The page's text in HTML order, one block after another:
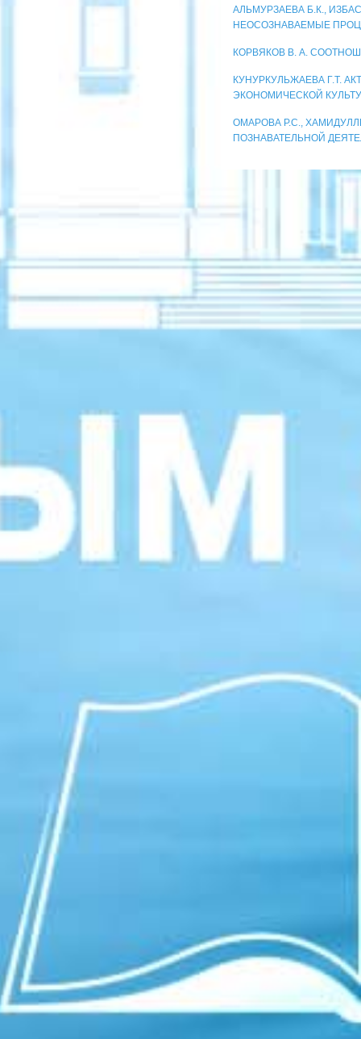
АЛЬМУРЗАЕВА Б.К.,
НЕОСОЗНАВАЕМЫЕ
КОРВЯКОВ В. А.
КУНУРКУЛЬЖАЕВА Г.Т.
ЭКОНОМИЧЕСКОЙ
ОМАРОВА Р.С.,
ПОЗНАВАТЕЛЬНОЙ